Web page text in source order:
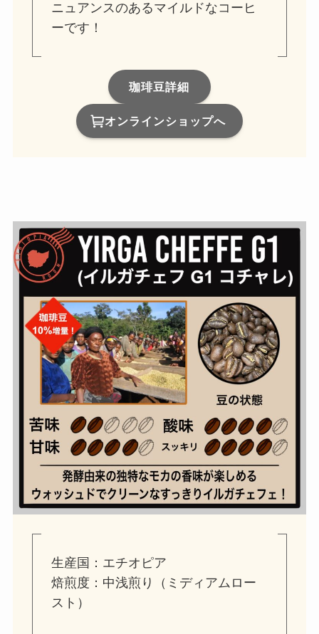
ニュアンスのあるマイルドなコーヒ
ーです！
珈琲豆詳細
オンラインショップへ
生産国：エチオピア
焙煎度：中浅煎り（ミディアムロー
スト）